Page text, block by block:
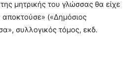
μητρικής του γλώσσας θα είχε
(«Δημόσιος
συλλογικός τόμος, εκδ.